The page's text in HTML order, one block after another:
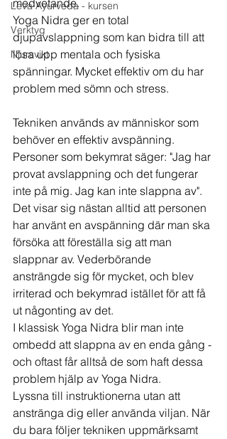
Leva Ayurveda - kursen
Verktyg
Njursvikt
medvetande.
Yoga Nidra ger en total
djupavslappning som kan bidra till att
lösa upp mentala och fysiska
spänningar. Mycket effektiv om du har
problem med sömn och stress.
Tekniken används av människor som
behöver en effektiv avspänning.
Personer som bekymrat säger: "Jag har
provat avslappning och det fungerar
inte på mig. Jag kan inte slappna av".
Det visar sig nästan alltid att personen
har använt en avspänning där man ska
försöka att föreställa sig att man
slappnar av. Vederbörande
ansträngde sig för mycket, och blev
irriterad och bekymrad istället för att få
ut någonting av det.
I klassisk Yoga Nidra blir man inte
ombedd att slappna av en enda gång -
och oftast får alltså de som haft dessa
problem hjälp av Yoga Nidra.
Lyssna till instruktionerna utan att
anstränga dig eller använda viljan. När
du bara följer tekniken uppmärksamt